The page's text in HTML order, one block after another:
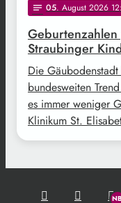
notes 05. August 2026
Straubinger
Die
bundesweiten
es immer weniger
Klinikum St.